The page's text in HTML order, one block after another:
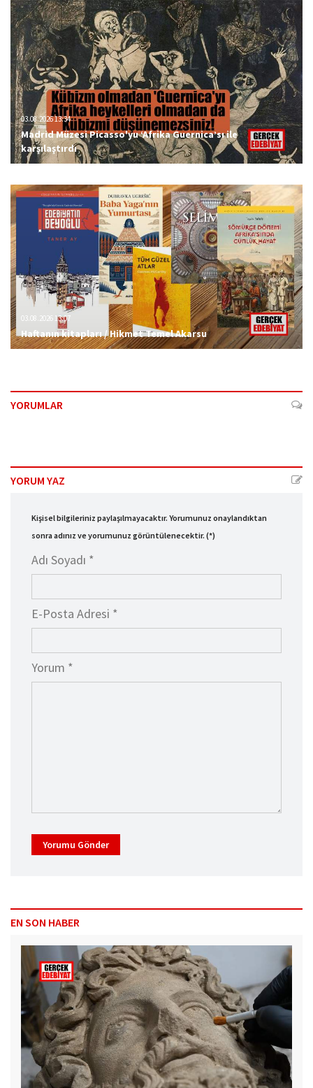
03.08.2026 13:34
Madrid Müzesi Picasso'yu ‘Afrika Guernica’sı ile
karşılaştırdı
03.08.2026 13:07
Haftanın kitapları / Hikmet Temel Akarsu
YORUMLAR
YORUM YAZ
Kişisel bilgileriniz paylaşılmayacaktır. Yorumunuz onaylandıktan
sonra adınız ve yorumunuz görüntülenecektir. (*)
Adı Soyadı *
E-Posta Adresi *
Yorum *
Yorumu Gönder
EN SON HABER